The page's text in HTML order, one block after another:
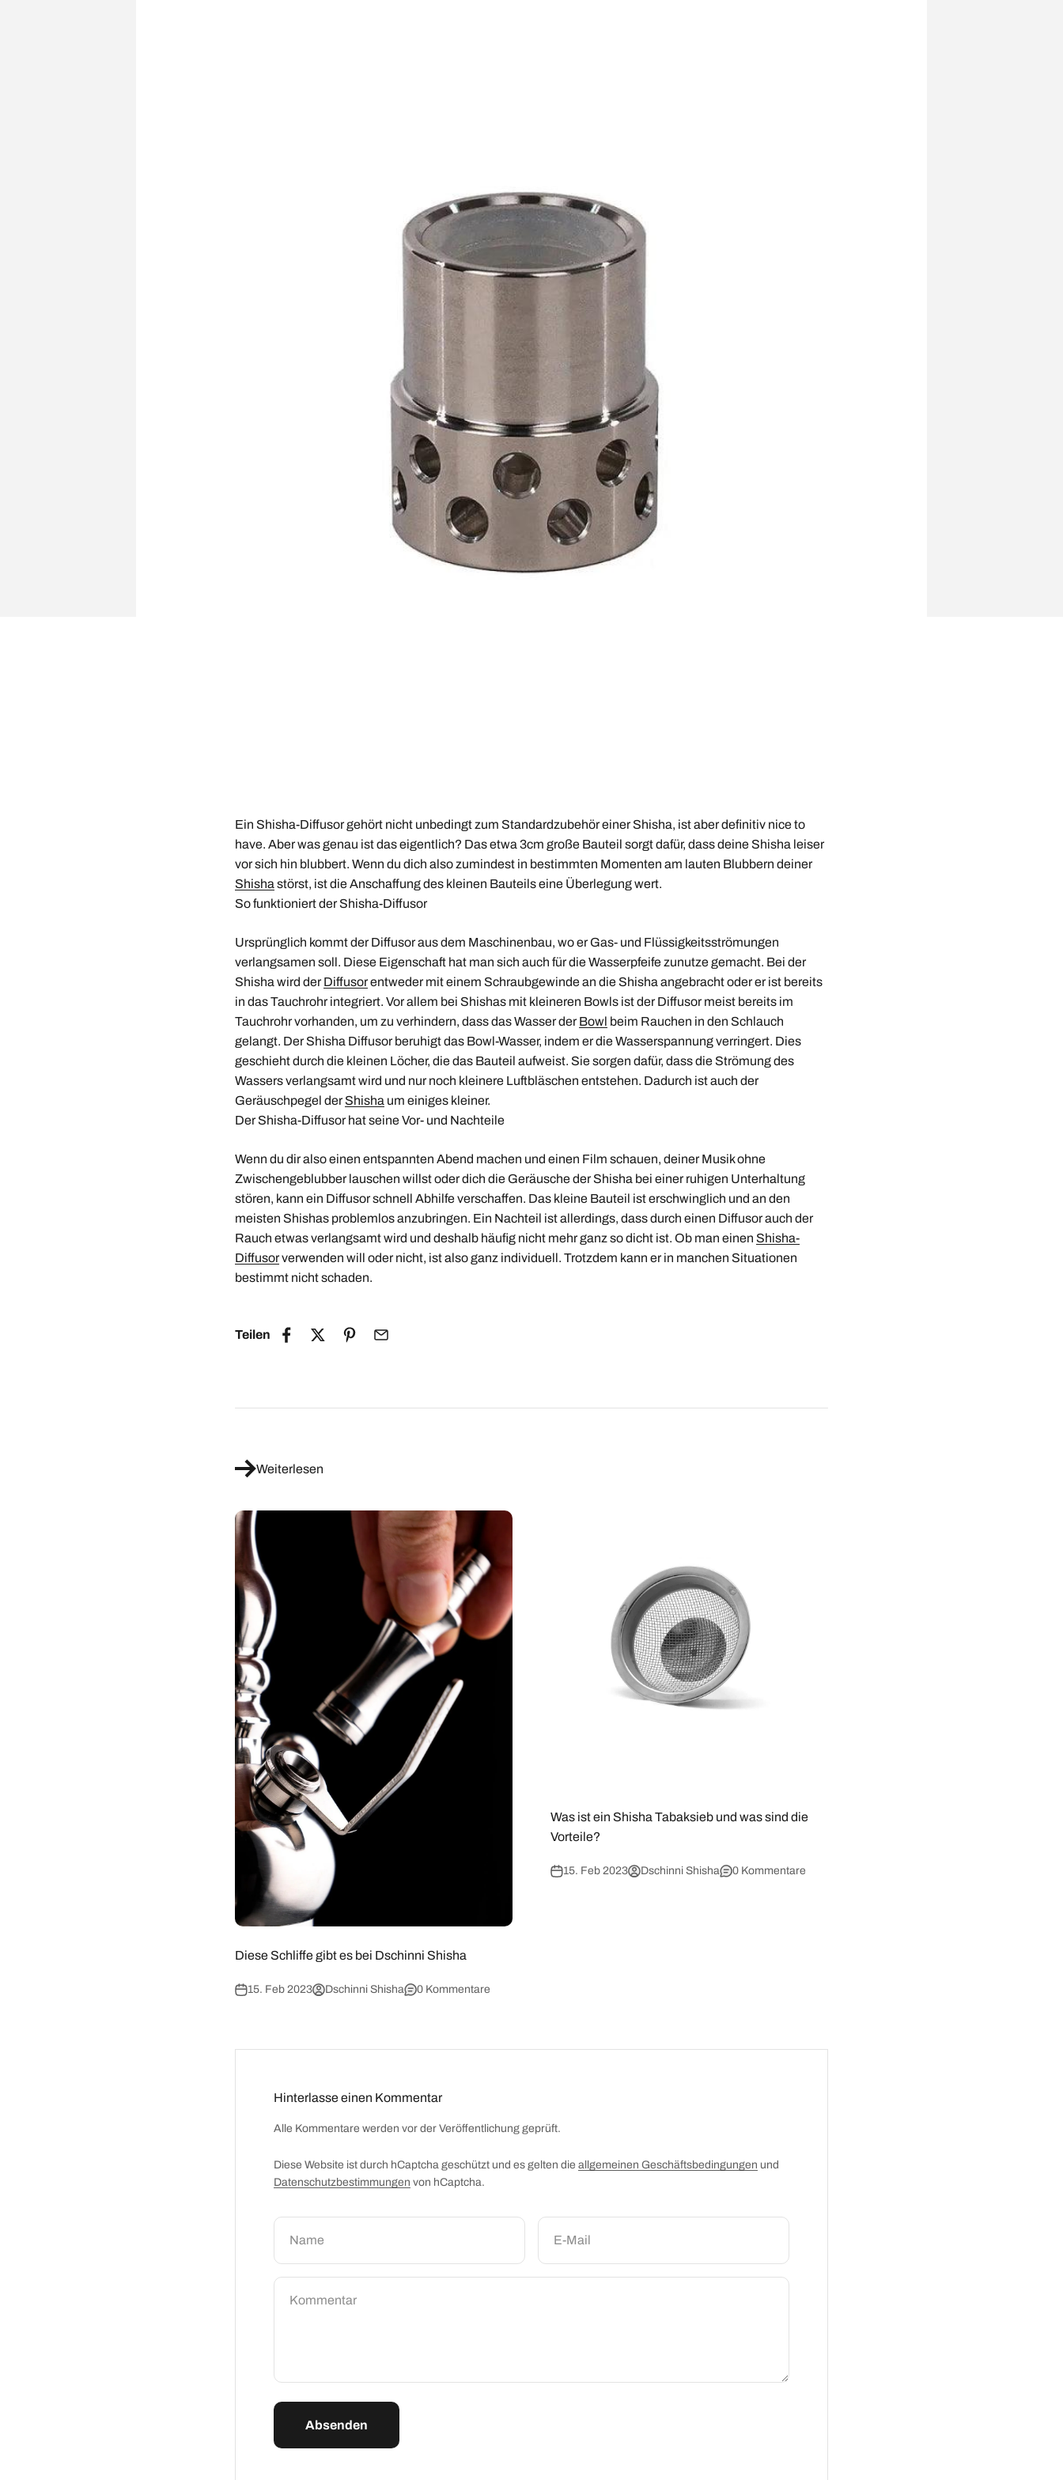
Ein Shisha-Diffusor gehört nicht unbedingt zum Standardzubehör einer Shisha, ist aber definitiv nice to
have. Aber was genau ist das eigentlich? Das etwa 3cm große Bauteil sorgt dafür, dass deine Shisha leiser
vor sich hin blubbert. Wenn du dich also zumindest in bestimmten Momenten am lauten Blubbern deiner
Shisha störst, ist die Anschaffung des kleinen Bauteils eine Überlegung wert.
So funktioniert der Shisha-Diffusor
Ursprünglich kommt der Diffusor aus dem Maschinenbau, wo er Gas- und Flüssigkeitsströmungen
verlangsamen soll. Diese Eigenschaft hat man sich auch für die Wasserpfeife zunutze gemacht. Bei der
Shisha wird derDiffusorentweder mit einem Schraubgewinde an die Shisha angebracht oder er ist bereits
in das Tauchrohr integriert. Vor allem bei Shishas mit kleineren Bowls ist der Diffusor meist bereits im
Tauchrohr vorhanden, um zu verhindern, dass das Wasser derBowl beim Rauchen in den Schlauch
gelangt. Der Shisha Diffusor beruhigt das Bowl-Wasser, indem er die Wasserspannung verringert. Dies
geschieht durch die kleinen Löcher, die das Bauteil aufweist. Sie sorgen dafür, dass die Strömung des
Wassers verlangsamt wird und nur noch kleinere Luftbläschen entstehen. Dadurch ist auch der
Geräuschpegel derShisha um einiges kleiner.
Der Shisha-Diffusor hat seine Vor- und Nachteile
Wenn du dir also einen entspannten Abend machen und einen Film schauen, deiner Musik ohne
Zwischengeblubber lauschen willst oder dich die Geräusche der Shisha bei einer ruhigen Unterhaltung
stören, kann ein Diffusor schnell Abhilfe verschaffen. Das kleine Bauteil ist erschwinglich und an den
meisten Shishas problemlos anzubringen. Ein Nachteil ist allerdings, dass durch einen Diffusor auch der
Rauch etwas verlangsamt wird und deshalb häufig nicht mehr ganz so dicht ist. Ob man einen Shisha-
Diffusorverwenden will oder nicht, ist also ganz individuell. Trotzdem kann er in manchen Situationen
bestimmt nicht schaden.
Teilen
Weiterlesen
Diese Schliffe gibt es bei Dschinni Shisha
15. Feb 2023 Dschinni Shisha 0 Kommentare
Was ist ein Shisha Tabaksieb und was sind die
Vorteile?
15. Feb 2023 Dschinni Shisha 0 Kommentare
Hinterlasse einen Kommentar
Alle Kommentare werden vor der Veröffentlichung geprüft.
Diese Website ist durch hCaptcha geschützt und es gelten die allgemeinen Geschäftsbedingungen und
Datenschutzbestimmungen von hCaptcha.
Name E-Mail
Kommentar
Absenden